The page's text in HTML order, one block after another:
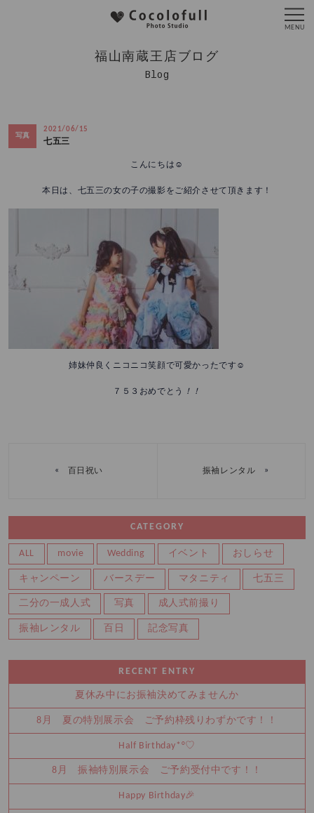
福山南蔵王店ブログ
Blog
写真
2021/06/15
七五三
こんにちは☺️
本日は、七五三の女の子の撮影をご紹介させて頂きます！
姉妹仲良くニコニコ笑顔で可愛かったです☺️
７５３おめでとう ！！
« 百日祝い 振袖レンタル »
CATEGORY
ALL movie Wedding イベント おしらせ
キャンペーン バースデー マタニティ 七五三
二分の一成人式 写真 成人式前撮り
振袖レンタル 百日 記念写真
RECENT ENTRY
夏休み中にお振袖決めてみませんか
8月 夏の特別展示会 ご予約枠残りわずかです！！
Half Birthday‪‪*°♡
8月 振袖特別展示会 ご予約受付中です！！
Happy Birthday🎉